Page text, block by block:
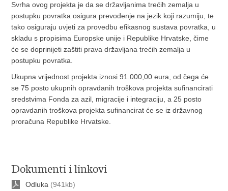
Svrha ovog projekta je da se državljanima trećih zemalja u
postupku povratka osigura prevođenje na jezik koji razumiju, te
tako osiguraju uvjeti za provedbu efikasnog sustava povratka, u
skladu s propisima Europske unije i Republike Hrvatske, čime
će se doprinijeti zaštiti prava državljana trećih zemalja u
postupku povratka.
Ukupna vrijednost projekta iznosi 91.000,00 eura, od čega će
se 75 posto ukupnih opravdanih troškova projekta sufinancirati
sredstvima Fonda za azil, migracije i integraciju, a 25 posto
opravdanih troškova projekta sufinancirat će se iz državnog
proračuna Republike Hrvatske.
Dokumenti i linkovi
Odluka (941kb)